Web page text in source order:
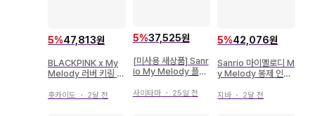
5%47,813원
BLACKPINK x My
Melody 러버 키링 마
홋카이도 ・ 2달 전
5%37,525원
[미사용 새상품] Sanr
io My Melody 플러
사이타마・ 25일 전
5%42,076원
Sanrio 마이멜로디 M
y Melody 봉제 인형
지바 ・ 2달 전